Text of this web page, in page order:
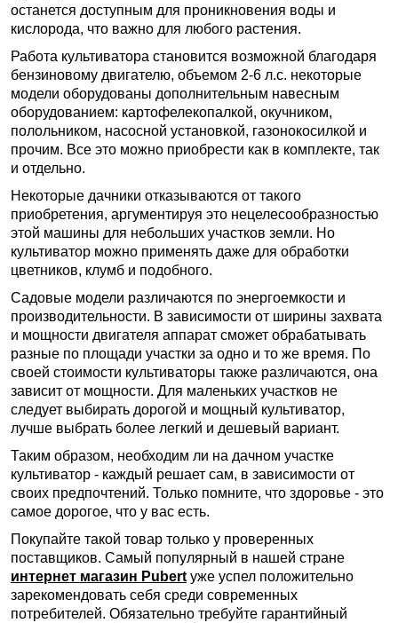
останется доступным для проникновения воды и
кислорода, что важно для любого растения.
Работа культиватора становится возможной благодаря
бензиновому двигателю, объемом 2-6 л.с. некоторые
модели оборудованы дополнительным навесным
оборудованием: картофелекопалкой, окучником,
полольником, насосной установкой, газонокосилкой и
прочим. Все это можно приобрести как в комплекте, так
и отдельно.
Некоторые дачники отказываются от такого
приобретения, аргументируя это нецелесообразностью
этой машины для небольших участков земли. Но
культиватор можно применять даже для обработки
цветников, клумб и подобного.
Садовые модели различаются по энергоемкости и
производительности. В зависимости от ширины захвата
и мощности двигателя аппарат сможет обрабатывать
разные по площади участки за одно и то же время. По
своей стоимости культиваторы также различаются, она
зависит от мощности. Для маленьких участков не
следует выбирать дорогой и мощный культиватор,
лучше выбрать более легкий и дешевый вариант.
Таким образом, необходим ли на дачном участке
культиватор - каждый решает сам, в зависимости от
своих предпочтений. Только помните, что здоровье - это
самое дорогое, что у вас есть.
Покупайте такой товар только у проверенных
поставщиков. Самый популярный в нашей стране
интернет магазин Pubert уже успел положительно
зарекомендовать себя среди современных
потребителей. Обязательно требуйте гарантийный